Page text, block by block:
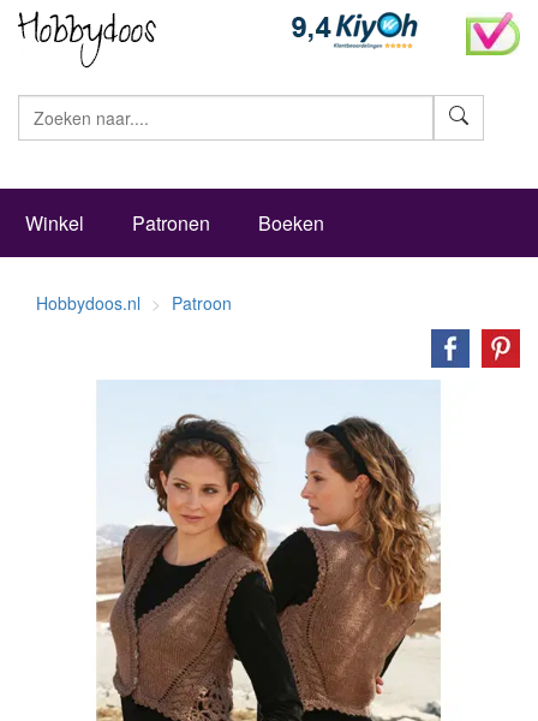
Winkel Patronen Boeken
Hobbydoos.nl Patroon